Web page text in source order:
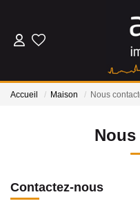
Accueil Maison Nous
Contactez-nous